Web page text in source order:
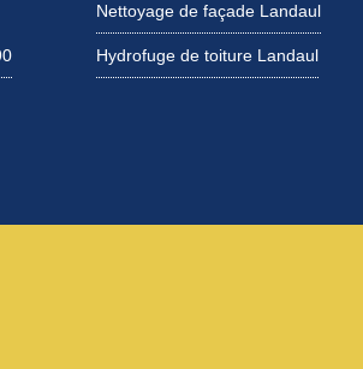
Nettoyage de façade Landaul
Hydrofuge de toiture Landaul